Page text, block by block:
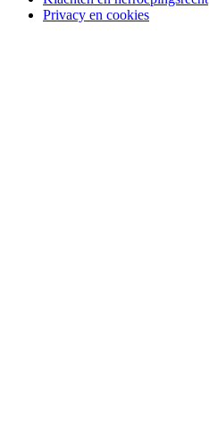
Privacy en cookies